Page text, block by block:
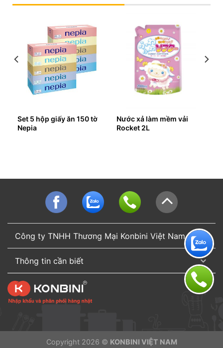
Set 5 hộp giấy ăn 150 tờ
Nepia
Nước xả làm mềm vải
Rocket 2L
Công ty TNHH Thương Mại Konbini Việt Nam
Thông tin cần biết
Copyright 2026 © KONBINI VIỆT NAM